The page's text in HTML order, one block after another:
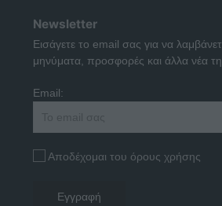
Newsletter
Εισάγετε το email σας για να
μηνύματα, προσφορές και άλλα νέα της
Email:
Αποδέχομαι του όρους χρήσης